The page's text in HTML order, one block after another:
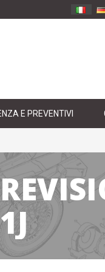
E PREVENTIVI